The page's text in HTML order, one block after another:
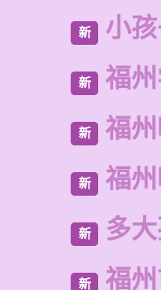
新 小
新 福
新 福
新 福
新 多
新 福州